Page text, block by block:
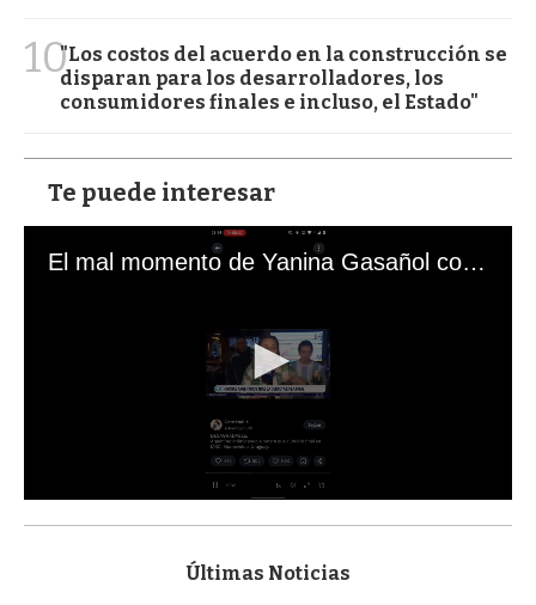
10"Los costos del acuerdo en la construcción se
disparan para los desarrolladores, los
consumidores finales e incluso, el Estado"
Te puede interesar
El mal momento de Yanina Gasañol con un hincha argentino en "Subrayado"
s
Últimas Noticias